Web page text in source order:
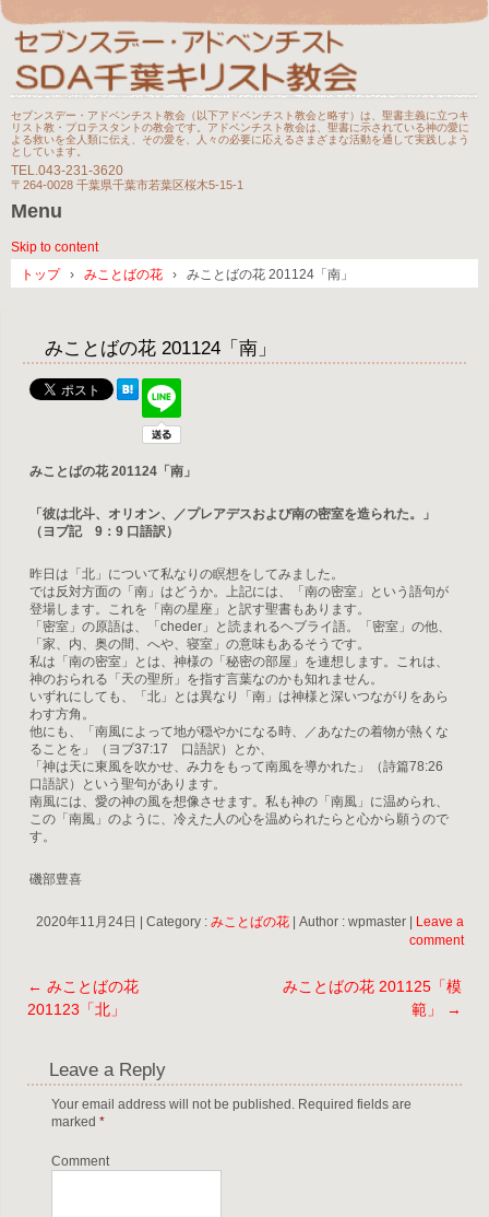
セブンスデー・アドベンチスト教会（以下アドベンチスト教会と略す）は、聖書主義に立つキ
リスト教・プロテスタントの教会です。アドベンチスト教会は、聖書に示されている神の愛に
よる救いを全人類に伝え、その愛を、人々の必要に応えるさまざまな活動を通して実践しよう
としています。
TEL.043-231-3620
〒264-0028 千葉県千葉市若葉区桜木5-15-1
Menu
Skip to content
トップ
› みことばの花 › みことばの花 201124「南」
みことばの花 201124「南」
みことばの花 201124「南」
「彼は北斗、オリオン、／プレアデスおよび南の密室を造られた。」
（ヨブ記 9：9 口語訳）
昨日は「北」について私なりの瞑想をしてみました。
では反対方面の「南」はどうか。上記には、「南の密室」という語句が
登場します。これを「南の星座」と訳す聖書もあります。
「密室」の原語は、「cheder」と読まれるヘブライ語。「密室」の他、
「家、内、奥の間、へや、寝室」の意味もあるそうです。
私は「南の密室」とは、神様の「秘密の部屋」を連想します。これは、
神のおられる「天の聖所」を指す言葉なのかも知れません。
いずれにしても、「北」とは異なり「南」は神様と深いつながりをあら
わす方角。
他にも、「南風によって地が穏やかになる時、／あなたの着物が熱くな
ることを」（ヨブ37:17 口語訳）とか、
「神は天に東風を吹かせ、み力をもって南風を導かれた」（詩篇78:26
口語訳）という聖句があります。
南風には、愛の神の風を想像させます。私も神の「南風」に温められ、
この「南風」のように、冷えた人の心を温められたらと心から願うので
す。
磯部豊喜
2020年11月24日 |Category :みことばの花 |Author : wpmaster
Leave a
comment
Post navigation
← みことばの花
201123「北」
みことばの花 201125「模
範」
→
Leave a Reply
Your email address will not be published.
Required fields are
marked *
Comment